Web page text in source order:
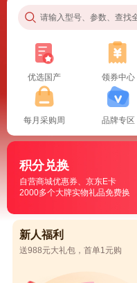
请输入型号、参数、查找
优选国产 领券中心
每月采购周 品牌专区
积分兑换
自营商城优惠券、京东E卡
2000多个大牌实物礼品免费换
新人福利
送988元大礼包，首单1元购